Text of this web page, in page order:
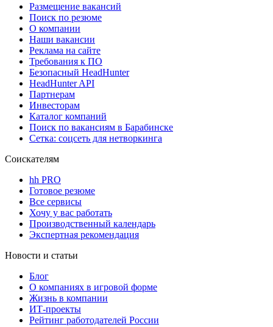
Размещение вакансий
Поиск по резюме
О компании
Наши вакансии
Реклама на сайте
Требования к ПО
Безопасный HeadHunter
HeadHunter API
Партнерам
Инвесторам
Каталог компаний
Поиск по вакансиям в Барабинске
Сетка: соцсеть для нетворкинга
Соискателям
hh PRO
Готовое резюме
Все сервисы
Хочу у вас работать
Производственный календарь
Экспертная рекомендация
Новости и статьи
Блог
О компаниях в игровой форме
Жизнь в компании
ИТ-проекты
Рейтинг работодателей России